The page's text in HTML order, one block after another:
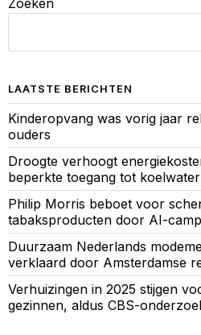
LAATSTE BERICHTEN
Kinderopvang was vorig jaar
ouders
Droogte verhoogt
beperkte toegang tot
Philip Morris beboet voor
tabaksproducten door AI-
Duurzaam Nederlands
verklaard door Amsterdamse
Verhuizingen in 2025 stijgen
gezinnen, aldus CBS-